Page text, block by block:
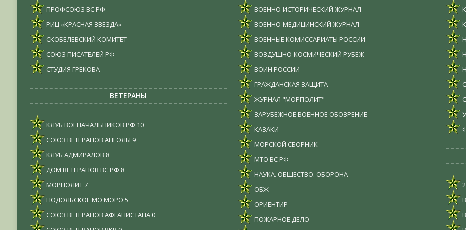
ПРОФСОЮЗ ВС РФ
РИЦ «КРАСНАЯ ЗВЕЗДА»
СКОБЕЛЕВСКИЙ КОМИТЕТ
СОЮЗ ПИСАТЕЛЕЙ РФ
СТУДИЯ ГРЕКОВА
ВЕТЕРАНЫ
КЛУБ ВОЕНАЧАЛЬНИКОВ РФ 10
СОЮЗ ВЕТЕРАНОВ АНГОЛЫ 9
КЛУБ АДМИРАЛОВ 8
ДОМ ВЕТЕРАНОВ ВС РФ 8
МОРПОЛИТ7
ПОДОЛЬСКОЕ МО МОРО 5
СОЮЗ ВЕТЕРАНОВ АФГАНИСТАНА0
ВОЕННО-ИСТОРИЧЕСКИЙ ЖУРНАЛ
ВОЕННО-МЕДИЦИНСКИЙ ЖУРНАЛ
ВОЕННЫЕ КОМИССАРИАТЫ РОССИИ
ВОЗДУШНО-КОСМИЧЕСКИЙ РУБЕЖ
ВОИН РОССИИ
ГРАЖДАНСКАЯ ЗАЩИТА
ЖУРНАЛ "МОРПОЛИТ"
ЗАРУБЕЖНОЕ ВОЕННОЕ ОБОЗРЕНИЕ
КАЗАКИ
МОРСКОЙ СБОРНИК
МТО ВС РФ
НАУКА. ОБЩЕСТВО. ОБОРОНА
ОБЖ
ОРИЕНТИР
ПОЖАРНОЕ ДЕЛО